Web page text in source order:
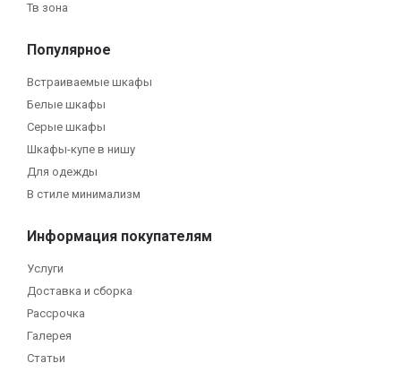
Тв зона
Популярное
Встраиваемые шкафы
Белые шкафы
Серые шкафы
Шкафы-купе в нишу
Для одежды
В стиле минимализм
Информация покупателям
Услуги
Доставка и сборка
Рассрочка
Галерея
Статьи